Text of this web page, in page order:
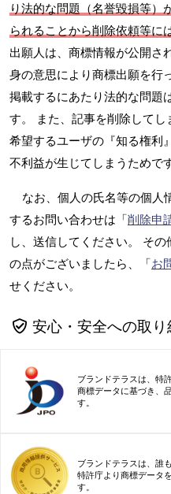
り法的な問題（名誉毀損等）
られることから削除依頼等に
出願人は、商標情報が公開さ
身の意思により商標出願を行
掲載するにあたり法的な問題
す。 また、記事を削除して
希望するユーザの『知る権利
不利益が生じてしまうためです
なお、個人の氏名等の個人
するお問い合わせは「削除申
し、送信してください。 そ
の点がございましたら、「お
せください。
安心・安全への取り
ブランドテラスは、特
商標データに基づき、
す。
ブランドテラスは、誰
特許庁より商標データ
す。